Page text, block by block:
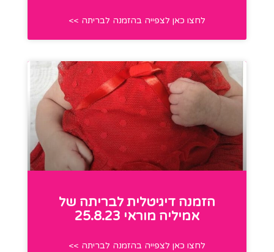
לחצו כאן לצפייה בהזמנה לבריתה >>
הזמנה דיגיטלית לבריתה של
אמיליה מוראי 25.8.23
לחצו כאן לצפייה בהזמנה לבריתה >>